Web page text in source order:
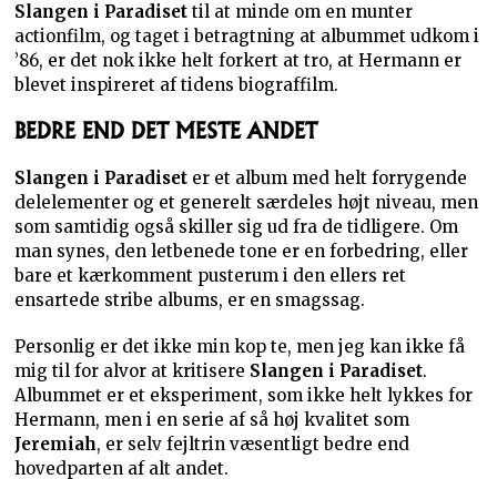
Slangen i Paradiset til at minde om en munter
actionfilm, og taget i betragtning at albummet udkom i
’86, er det nok ikke helt forkert at tro, at Hermann er
blevet inspireret af tidens biograffilm.
BEDRE END DET MESTE ANDET
Slangen i Paradiset er et album med helt forrygende
delelementer og et generelt særdeles højt niveau, men
som samtidig også skiller sig ud fra de tidligere. Om
man synes, den letbenede tone er en forbedring, eller
bare et kærkomment pusterum i den ellers ret
ensartede stribe albums, er en smagssag.
Personlig er det ikke min kop te, men jeg kan ikke få
mig til for alvor at kritisere Slangen i Paradiset.
Albummet er et eksperiment, som ikke helt lykkes for
Hermann, men i en serie af så høj kvalitet som
Jeremiah, er selv fejltrin væsentligt bedre end
hovedparten af alt andet.